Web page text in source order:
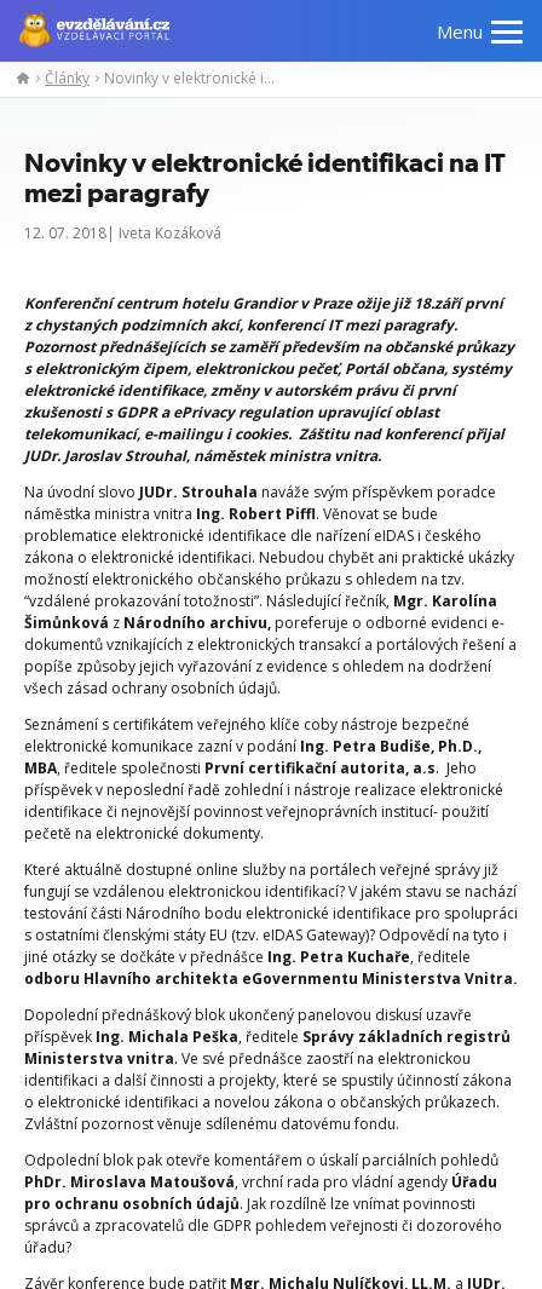
Menu
Články Novinky v elektronické identifikaci na IT mezi paragrafy
Novinky v elektronické identifikaci na IT
mezi paragrafy
12. 07. 2018| Iveta Kozáková
Konferenční centrum hotelu Grandior v Praze ožije již 18.září první
z chystaných podzimních akcí, konferencí IT mezi paragrafy.
Pozornost přednášejících se zaměří především na občanské průkazy
s elektronickým čipem, elektronickou pečeť, Portál občana, systémy
elektronické identifikace, změny v autorském právu či první
zkušenosti s GDPR a ePrivacy regulation upravující oblast
telekomunikací, e-mailingu i cookies. Záštitu nad konferencí přijal
JUDr. Jaroslav Strouhal, náměstek ministra vnitra.
Na úvodní slovo JUDr. Strouhala naváže svým příspěvkem poradce
náměstka ministra vnitra Ing. Robert Piffl. Věnovat se bude
problematice elektronické identifikace dle nařízení eIDAS i českého
zákona o elektronické identifikaci. Nebudou chybět ani praktické ukázky
možností elektronického občanského průkazu s ohledem na tzv.
“vzdálené prokazování totožnosti”. Následující řečník, Mgr. Karolína
Šimůnková z Národního archivu, poreferuje o odborné evidenci e-
dokumentů vznikajících z elektronických transakcí a portálových řešení a
popíše způsoby jejich vyřazování z evidence s ohledem na dodržení
všech zásad ochrany osobních údajů.
Seznámení s certifikátem veřejného klíče coby nástroje bezpečné
elektronické komunikace zazní v podání Ing. Petra Budiše, Ph.D.,
MBA, ředitele společnosti První certifikační autorita, a.s. Jeho
příspěvek v neposlední řadě zohlední i nástroje realizace elektronické
identifikace či nejnovější povinnost veřejnoprávních institucí- použití
pečetě na elektronické dokumenty.
Které aktuálně dostupné online služby na portálech veřejné správy již
fungují se vzdálenou elektronickou identifikací? V jakém stavu se nachází
testování části Národního bodu elektronické identifikace pro spolupráci
s ostatními členskými státy EU (tzv. eIDAS Gateway)? Odpovědí na tyto i
jiné otázky se dočkáte v přednášce Ing. Petra Kuchaře, ředitele
odboru Hlavního architekta eGovernmentu Ministerstva Vnitra.
Dopolední přednáškový blok ukončený panelovou diskusí uzavře
příspěvek Ing. Michala Peška, ředitele Správy základních registrů
Ministerstva vnitra. Ve své přednášce zaostří na elektronickou
identifikaci a další činnosti a projekty, které se spustily účinností zákona
o elektronické identifikaci a novelou zákona o občanských průkazech.
Zvláštní pozornost věnuje sdílenému datovému fondu.
Odpolední blok pak otevře komentářem o úskalí parciálních pohledů
PhDr. Miroslava Matoušová, vrchní rada pro vládní agendy Úřadu
pro ochranu osobních údajů. Jak rozdílně lze vnímat povinnosti
správců a zpracovatelů dle GDPR pohledem veřejnosti či dozorového
úřadu?
Závěr konference bude patřit Mgr. Michalu Nulíčkovi, LL.M. a JUDr.